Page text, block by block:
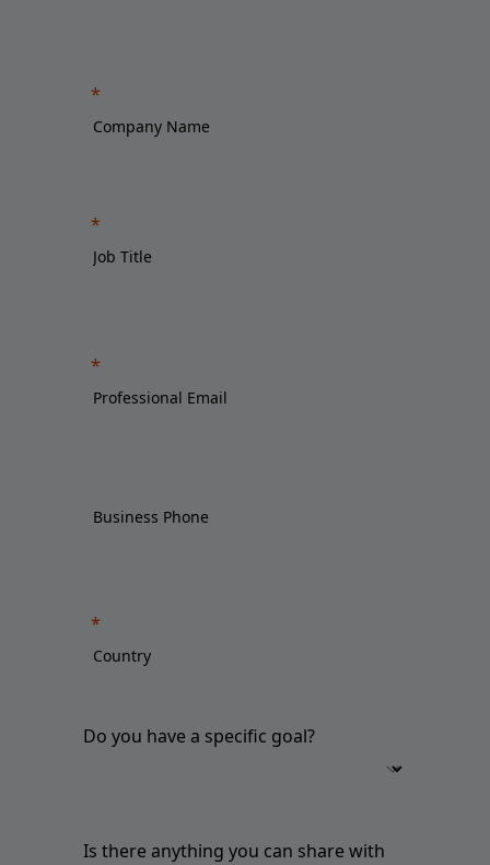
Do you have a specific goal?
Is there anything you can share with